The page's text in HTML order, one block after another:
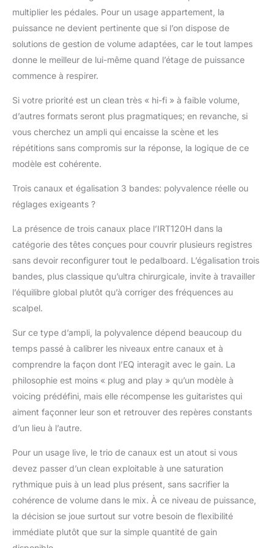
multiplier les pédales. Pour un usage appartement, la
puissance ne devient pertinente que si l’on dispose de
solutions de gestion de volume adaptées, car le tout lampes
donne le meilleur de lui-même quand l’étage de puissance
commence à respirer.
Si votre priorité est un clean très « hi-fi » à faible volume,
d’autres formats seront plus pragmatiques; en revanche, si
vous cherchez un ampli qui encaisse la scène et les
répétitions sans compromis sur la réponse, la logique de ce
modèle est cohérente.
Trois canaux et égalisation 3 bandes: polyvalence réelle ou
réglages exigeants ?
La présence de trois canaux place l’IRT120H dans la
catégorie des têtes conçues pour couvrir plusieurs registres
sans devoir reconfigurer tout le pedalboard. L’égalisation trois
bandes, plus classique qu’ultra chirurgicale, invite à travailler
l’équilibre global plutôt qu’à corriger des fréquences au
scalpel.
Sur ce type d’ampli, la polyvalence dépend beaucoup du
temps passé à calibrer les niveaux entre canaux et à
comprendre la façon dont l’EQ interagit avec le gain. La
philosophie est moins « plug and play » qu’un modèle à
voicing prédéfini, mais elle récompense les guitaristes qui
aiment façonner leur son et retrouver des repères constants
d’un lieu à l’autre.
Pour un usage live, le trio de canaux est un atout si vous
devez passer d’un clean exploitable à une saturation
rythmique puis à un lead plus présent, sans sacrifier la
cohérence de volume dans le mix. À ce niveau de puissance,
la décision se joue surtout sur votre besoin de flexibilité
immédiate plutôt que sur la simple quantité de gain